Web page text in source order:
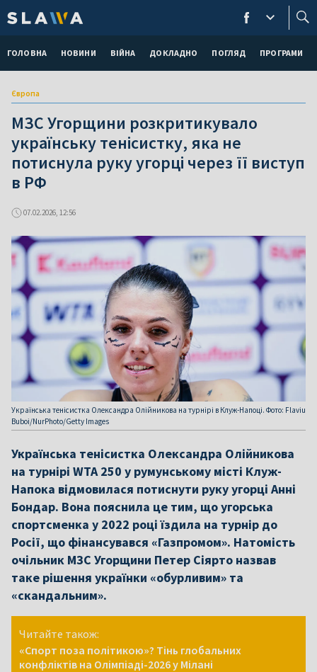
ГОЛОВНА НОВИНИ ВІЙНА ДОКЛАДНО ПОГЛЯД ПРОГРАМИ
Європа
МЗС Угорщини розкритикувало
українську тенісистку, яка не
потиснула руку угорці через її виступ
в РФ
07.02.2026, 12:56
Українська тенісистка Олександра Олійникова на турнірі в Клуж-Напоці. Фото: Flaviu
Buboi/NurPhoto/Getty Images
Українська тенісистка Олександра Олійникова
на турнірі WTA 250 у румунському місті Клуж-
Напока відмовилася потиснути руку угорці Анні
Бондар. Вона пояснила це тим, що угорська
спортсменка у 2022 році їздила на турнір до
Росії, що фінансувався «Газпромом». Натомість
очільник МЗС Угорщини Петер Сіярто назвав
таке рішення українки «обурливим» та
«скандальним».
Читайте також:
«Спорт поза політикою»? Тінь глобальних
конфліктів на Олімпіаді-2026 у Мілані